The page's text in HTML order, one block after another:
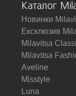
Каталог
Новинки
Ексклюзив
Milavitsa
Milavitsa
Aveline
Misstyle
Luna